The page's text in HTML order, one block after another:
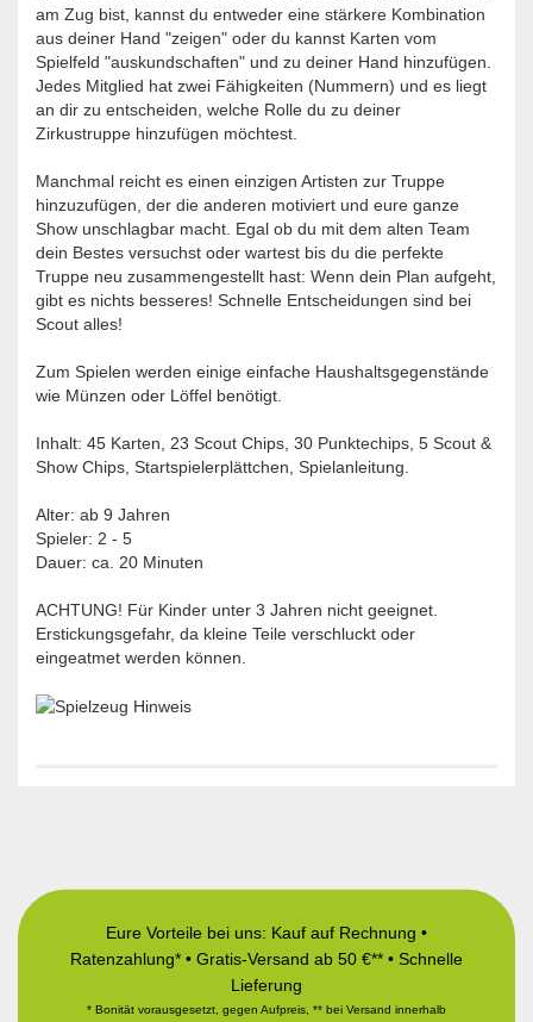
am Zug bist, kannst du entweder eine stärkere Kombination
aus deiner Hand "zeigen" oder du kannst Karten vom
Spielfeld "auskundschaften" und zu deiner Hand hinzufügen.
Jedes Mitglied hat zwei Fähigkeiten (Nummern) und es liegt
an dir zu entscheiden, welche Rolle du zu deiner
Zirkustruppe hinzufügen möchtest.
Manchmal reicht es einen einzigen Artisten zur Truppe
hinzuzufügen, der die anderen motiviert und eure ganze
Show unschlagbar macht. Egal ob du mit dem alten Team
dein Bestes versuchst oder wartest bis du die perfekte
Truppe neu zusammengestellt hast: Wenn dein Plan aufgeht,
gibt es nichts besseres! Schnelle Entscheidungen sind bei
Scout alles!
Zum Spielen werden einige einfache Haushaltsgegenstände
wie Münzen oder Löffel benötigt.
Inhalt: 45 Karten, 23 Scout Chips, 30 Punktechips, 5 Scout &
Show Chips, Startspielerplättchen, Spielanleitung.
Alter: ab 9 Jahren
Spieler: 2 - 5
Dauer: ca. 20 Minuten
ACHTUNG! Für Kinder unter 3 Jahren nicht geeignet.
Erstickungsgefahr, da kleine Teile verschluckt oder
eingeatmet werden können.
Eure Vorteile bei uns: Kauf auf Rechnung •
Ratenzahlung* • Gratis-Versand ab 50 €** • Schnelle
Lieferung
* Bonität vorausgesetzt, gegen Aufpreis, ** bei Versand innerhalb